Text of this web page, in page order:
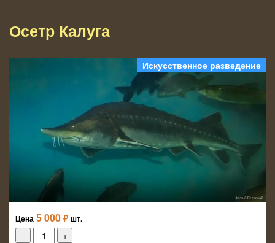
Осетр Калуга
Искусственное разведение
Цена 5 000 ₽ шт.